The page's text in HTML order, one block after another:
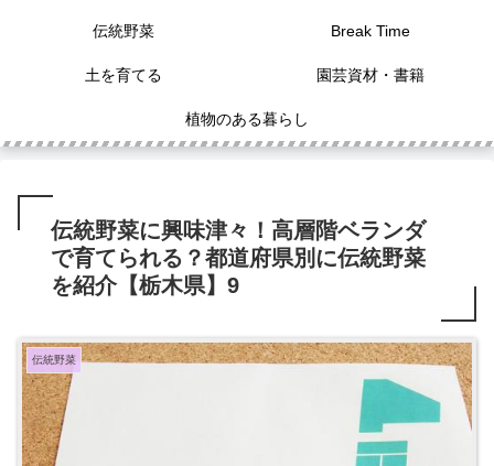
伝統野菜 Break Time
土を育てる 園芸資材・書籍
植物のある暮らし
伝統野菜に興味津々！高層階ベランダ
で育てられる？都道府県別に伝統野菜
を紹介【栃木県】9
伝統野菜